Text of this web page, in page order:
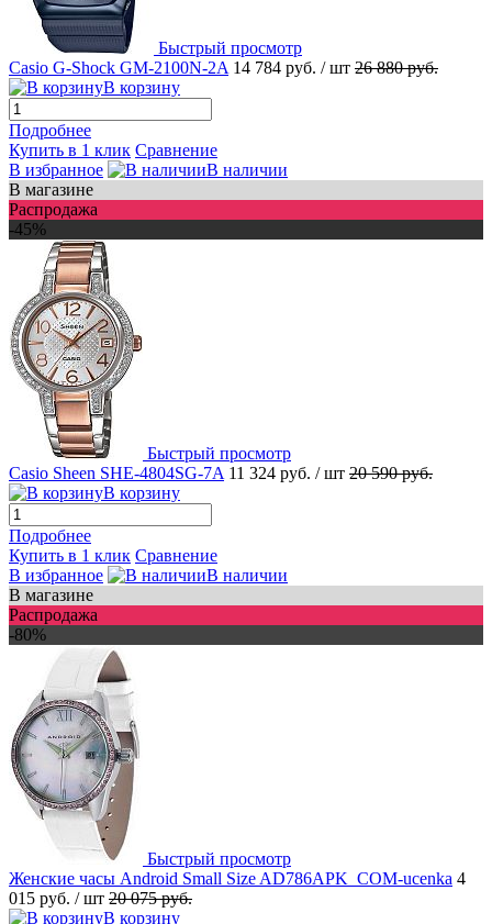
Быстрый просмотр
Casio G-Shock GM-2100N-2A 14 784 руб. / шт 26 880 руб.
В корзину
Подробнее
Купить в 1 клик Сравнение
В избранное
В наличии
В магазине
Распродажа
-45%
Быстрый просмотр
Casio Sheen SHE-4804SG-7A 11 324 руб. / шт 20 590 руб.
В корзину
Подробнее
Купить в 1 клик Сравнение
В избранное
В наличии
В магазине
Распродажа
-80%
Быстрый просмотр
Женские часы Android Small Size AD786APK_COM-ucenka 4
015 руб. / шт 20 075 руб.
В корзину